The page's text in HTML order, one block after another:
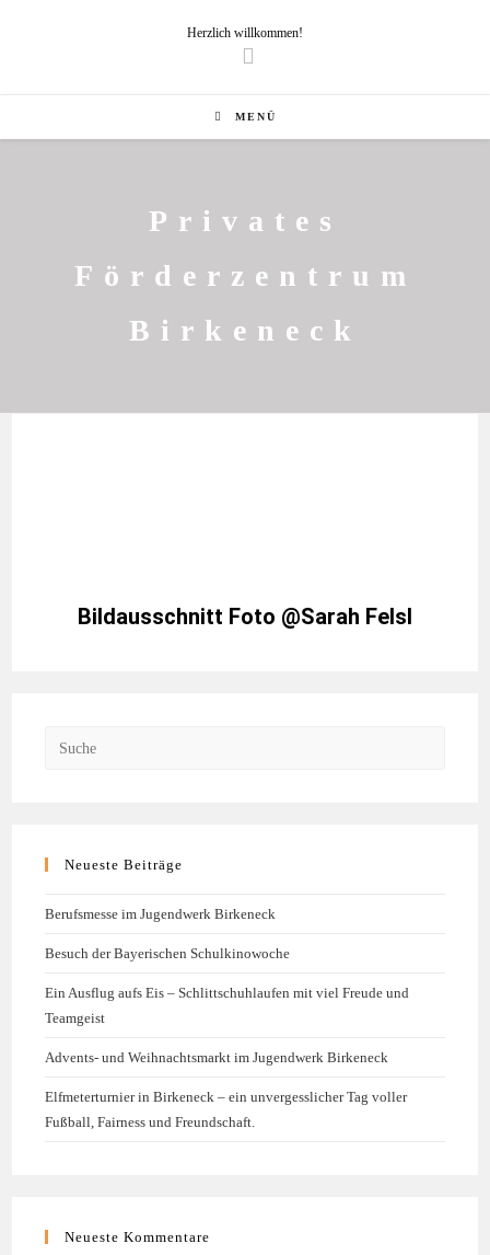
Herzlich willkommen!
MENÜ
Privates
Förderzentrum
Birkeneck
Bildausschnitt Foto @Sarah Felsl
Neueste Beiträge
Berufsmesse im Jugendwerk Birkeneck
Besuch der Bayerischen Schulkinowoche
Ein Ausflug aufs Eis – Schlittschuhlaufen mit viel Freude und
Teamgeist
Advents- und Weihnachtsmarkt im Jugendwerk Birkeneck
Elfmeterturnier in Birkeneck – ein unvergesslicher Tag voller
Fußball, Fairness und Freundschaft.
Neueste Kommentare